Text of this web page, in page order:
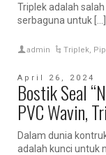
Triplek adalah
serbaguna untuk […]
admin Triplek
April 26, 2024
Bostik Seal
PVC Wavin,
Dalam dunia
adalah kunci untuk